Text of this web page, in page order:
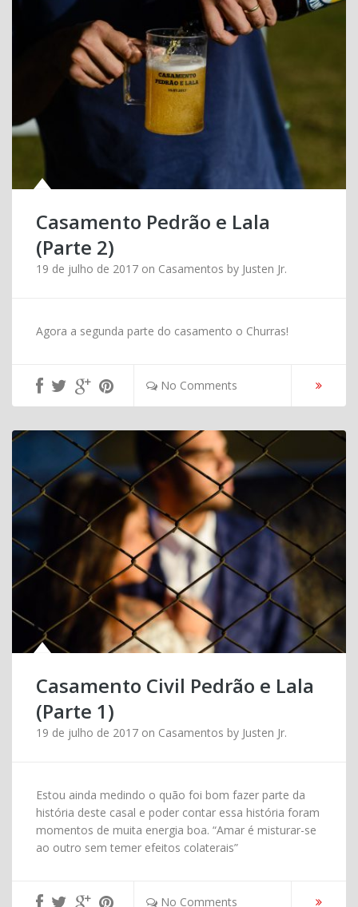
Casamento Pedrão e Lala
(Parte 2)
19 de julho de 2017 on Casamentos by Justen Jr.
Agora a segunda parte do casamento o Churras!
No Comments
Casamento Civil Pedrão e Lala
(Parte 1)
19 de julho de 2017 on Casamentos by Justen Jr.
Estou ainda medindo o quão foi bom fazer parte da
história deste casal e poder contar essa história foram
momentos de muita energia boa. “Amar é misturar-se
ao outro sem temer efeitos colaterais”
No Comments